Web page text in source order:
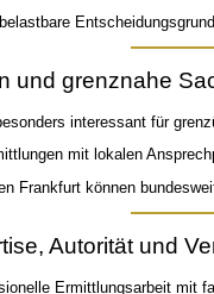
und grenznahe
interessant für
mit lokalen
Frankfurt können
Autorität und
Ermittlungsarbeit mit